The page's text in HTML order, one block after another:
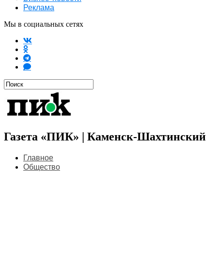
Реклама
Мы в социальных сетях
Газета «ПИК» | Каменск-Шахтинский
Главное
Общество